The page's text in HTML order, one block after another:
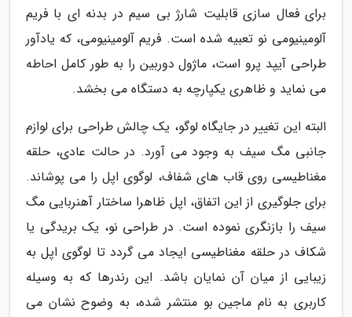
برای فعال سازی قابلیت شارژ بی سیم در بدنه ای با فریم
آلومینیومی نو تعبیه شده است. فریم آلومینیومی، که یادآور
طراحی آیپد پرو است، ماژول دوربین را به طور کامل احاطه
می نماید و ظاهری یکپارچه به دستگاه می بخشد.
البته این تغییر در جایگاه لوگو، یک چالش طراحی برای لوازم
جانبی مگ سیف به وجود می آورد. در حالت عادی، حلقه
مغناطیسی روی قاب های شفاف، لوگوی اپل را می پوشاند.
برای جلوگیری از این اتفاق، اپل ظاهرا ساختار آهنربایی مگ
سیف را بازنگری نموده است. در طراحی نو، یک بریدگی یا
شکاف در حلقه مغناطیسی ایجاد می گردد تا لوگوی اپل به
زیبایی از میان آن نمایان باشد. این رندرها که به وسیله
کاربری به نام ماجین بو منتشر شده، به وضوح نشان می